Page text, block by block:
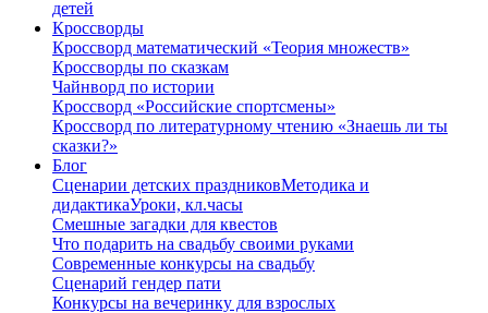
детей
Кроссворды
Кроссворд математический «Теория множеств»
Кроссворды по сказкам
Чайнворд по истории
Кроссворд «Российские спортсмены»
Кроссворд по литературному чтению «Знаешь ли ты
сказки?»
Блог
Сценарии детских праздниковМетодика и
дидактикаУроки, кл.часы
Смешные загадки для квестов
Что подарить на свадьбу своими руками
Современные конкурсы на свадьбу
Сценарий гендер пати
Конкурсы на вечеринку для взрослых